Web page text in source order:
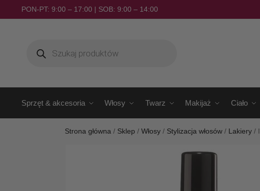
PON-PT: 9:00 – 17:00 | SOB: 9:00 – 14:00
Sprzęt & akcesoria Włosy Twarz Makijaż Ciało
Strona główna / Sklep /Włosy / Stylizacja włosów / Lakiery /